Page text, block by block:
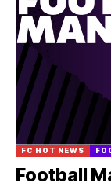
FC HOT NEWS
Football